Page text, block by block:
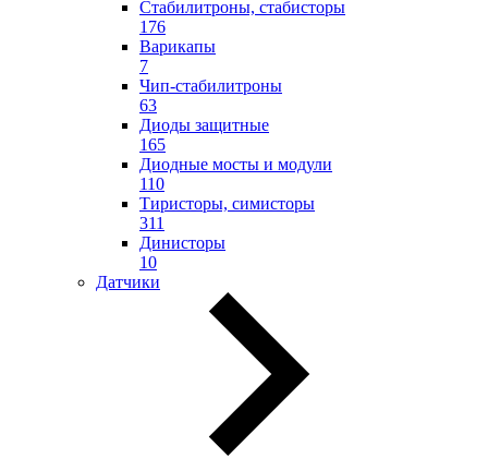
Стабилитроны, стабисторы
176
Варикапы
7
Чип-стабилитроны
63
Диоды защитные
165
Диодные мосты и модули
110
Тиристоры, симисторы
311
Динисторы
10
Датчики